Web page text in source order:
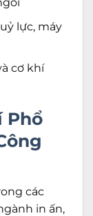
lực, máy
cơ khí
Phổ
các
in ấn,